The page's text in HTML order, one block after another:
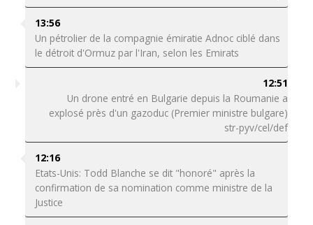
13:56
Un pétrolier de la compagnie émiratie Adnoc ciblé dans
le détroit d'Ormuz par l'Iran, selon les Emirats
12:51
Un drone entré en Bulgarie depuis la Roumanie a
explosé près d'un gazoduc (Premier ministre bulgare)
str-pyv/cel/def
12:16
Etats-Unis: Todd Blanche se dit "honoré" après la
confirmation de sa nomination comme ministre de la
Justice